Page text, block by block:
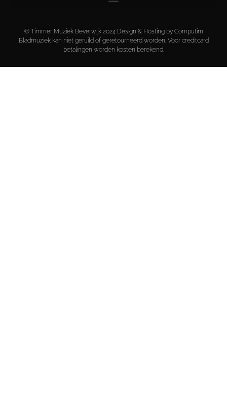
© Timmer Muziek Beverwijk 2024 Design & Hosting by Computim
Bladmuziek kan niet geruild of geretourneerd worden. Voor creditcard
betalingen worden kosten berekend.